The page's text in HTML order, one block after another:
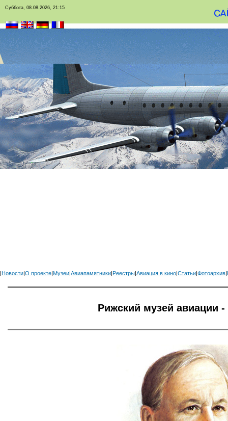
Суббота, 08.08.2026, 21:15
|Новости|О проекте|Музеи|Авиапамятники|Реестры|Авиация в кино|Статьи|Фотоархив|
Рижский музей авиации